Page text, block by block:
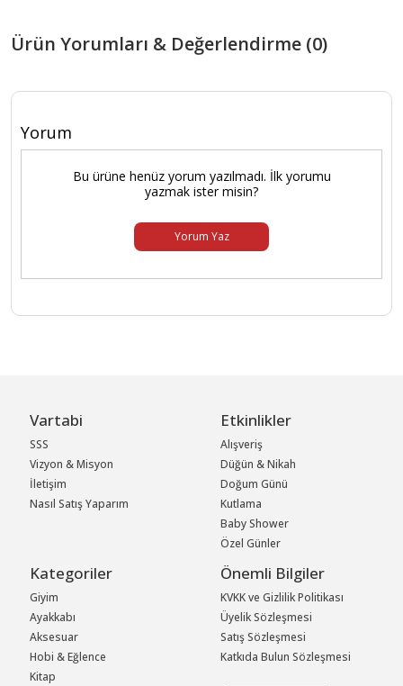
Ürün Yorumları & Değerlendirme (0)
Yorum
Bu ürüne henüz yorum yazılmadı. İlk yorumu
yazmak ister misin?
Yorum Yaz
Vartabi
SSS
Vizyon & Misyon
İletişim
Nasıl Satış Yaparım
Etkinlikler
Alışveriş
Düğün & Nikah
Doğum Günü
Kutlama
Baby Shower
Özel Günler
Kategoriler
Giyim
Ayakkabı
Aksesuar
Hobi & Eğlence
Kitap
Önemli Bilgiler
KVKK ve Gizlilik Politikası
Üyelik Sözleşmesi
Satış Sözleşmesi
Katkıda Bulun Sözleşmesi